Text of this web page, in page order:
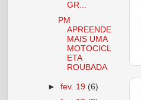
GR...
PM
APREENDE
MAIS UMA
MOTOCICL
ETA
ROUBADA
►fev. 19 (6)